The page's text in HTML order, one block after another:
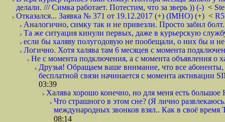
делали. /// Симка работает. Потестим, что за зверь )) (-) <
Отказался... Заявка № 371 от 19.12.2017 (+) (IMHO) (+) <
Аналогично, симку так и не привезли. Просто забил
Та же ситуация кинули первых, даже в курьерскую
если бы халяву полугодовую не пообещали, о них бы и
Логично. Хотя халява там 6 месяцев с момента
Не с момента подключения, а с момента объявления о
Друзья! Обращаем ваше внимание, что все
бесплатной связи начинается с момента
03:39
Халява хорошо конечно, но для меня есть
Что страшного в этом сне? (Я лично
международных звонков взял.. Как в своё
08:14